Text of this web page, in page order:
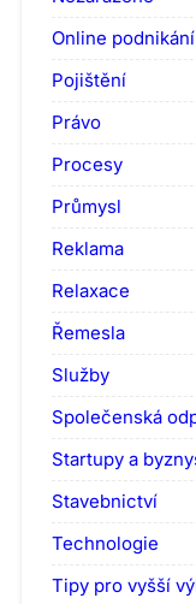
Online podnikání
Pojištění
Právo
Procesy
Průmysl
Reklama
Relaxace
Řemesla
Služby
Společenská
Startupy a
Stavebnictví
Technologie
Tipy pro vyšší